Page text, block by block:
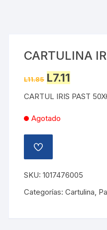
CARTULINA
L11.85 Original
price
L11.85.
L7.11price
L7.11.
CARTUL IRIS PAST
Agotado
AÑADIR
A
LISTA
DE
DESEOS
SKU:1017476005
Categorías:Cartulina